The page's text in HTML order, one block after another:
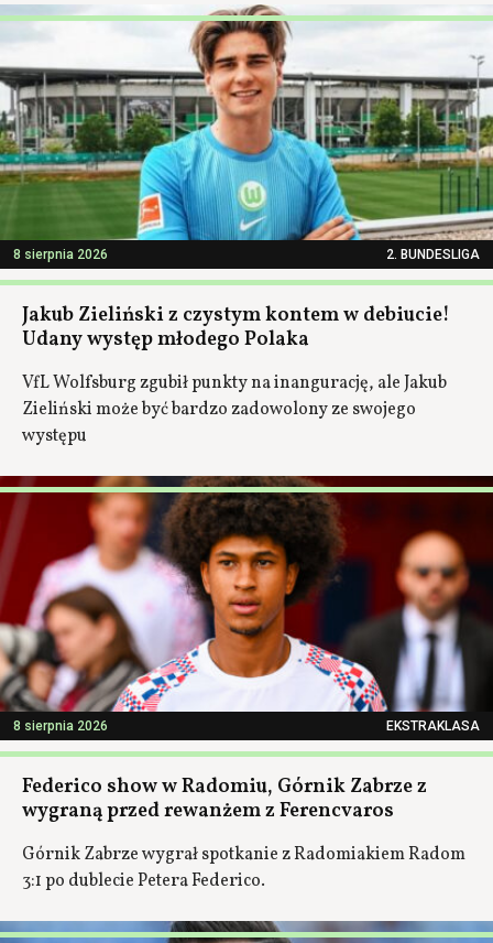
8 sierpnia 2026 2. BUNDESLIGA
Jakub Zieliński z czystym kontem w debiucie!
Udany występ młodego Polaka
VfL Wolfsburg zgubił punkty na inangurację, ale Jakub
Zieliński może być bardzo zadowolony ze swojego
występu
8 sierpnia 2026 EKSTRAKLASA
Federico show w Radomiu, Górnik Zabrze z
wygraną przed rewanżem z Ferencvaros
Górnik Zabrze wygrał spotkanie z Radomiakiem Radom
3:1 po dublecie Petera Federico.